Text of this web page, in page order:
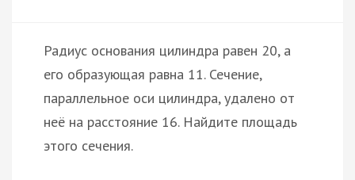
Радиус основания цилиндра равен 20, а
его образующая равна 11. Сечение,
параллельное оси цилиндра, удалено от
неё на расстояние 16. Найдите площадь
этого сечения.